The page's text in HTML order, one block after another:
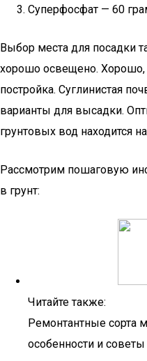
Суперфосфат — 60
Выбор места для посадки
хорошо освещено. Хорошо,
постройка. Суглинистая
варианты для высадки.
грунтовых вод находится
Рассмотрим пошаговую
в грунт:
Читайте также:
Ремонтантные сорта
особенности и советы